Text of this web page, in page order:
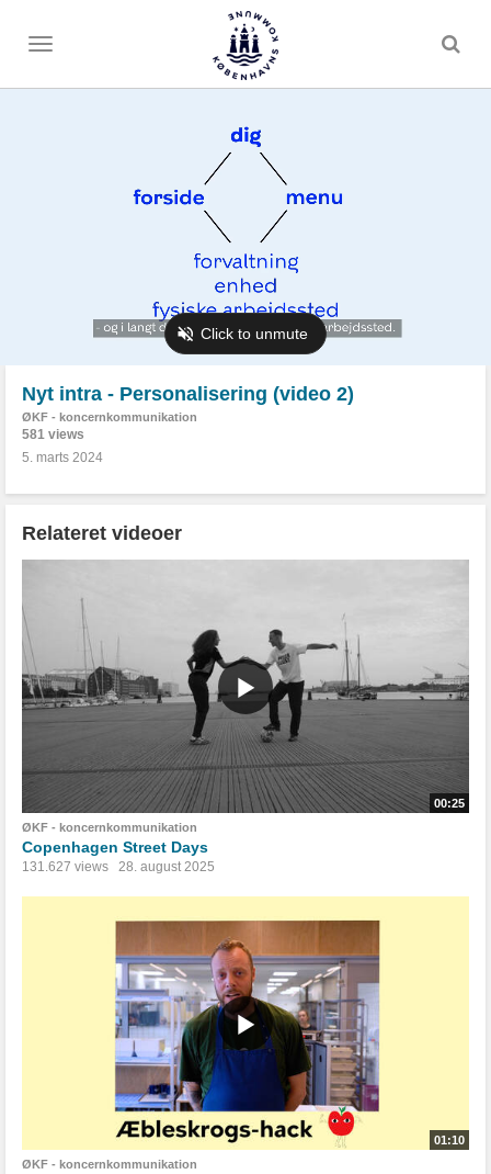
Toggle
Nyt intra - Personalisering (video 2)
ØKF - koncernkommunikation
581 views
5. marts 2024
Relateret videoer
00:25
ØKF - koncernkommunikation
Copenhagen Street Days
131.627 views 28. august 2025
01:10
ØKF - koncernkommunikation